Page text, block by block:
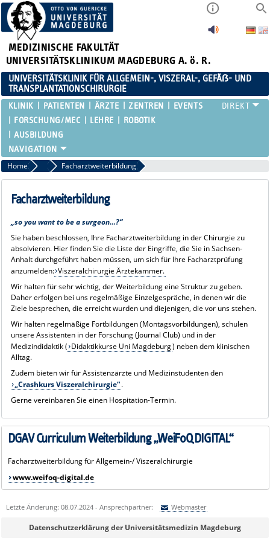
MEDIZINISCHE FAKULTÄT
UNIVERSITÄTSKLINIKUM MAGDEBURG A. ö. R.
UNIVERSITÄTSKLINIK FÜR ALLGEMEIN-, VISZERAL-, GEFÄẞ- UND
TRANSPLANTATIONSCHIRURGIE
KLINIK PATIENTEN ÄRZTE ZENTREN
EVENTS
FORSCHUNG/MEC
LEHRE
ROBOTIK
AUSBILDUNG
Home AusbildungFacharztweiterbildung
Facharztweiterbildung
„so you want to be a surgeon…?“
Sie haben beschlossen, Ihre Facharztweiterbildung in der Chirurgie zu
absolvieren. Hier finden Sie die Liste der Eingriffe, die Sie in Sachsen-
Anhalt durchgeführt haben müssen, um sich für Ihre Facharztprüfung
anzumelden: Viszeralchirurgie Ärztekammer.
Wir halten für sehr wichtig, der Weiterbildung eine Struktur zu geben.
Daher erfolgen bei uns regelmäßige Einzelgespräche, in denen wir die
Ziele besprechen, die erreicht wurden und diejenigen, die vor uns stehen.
Wir halten regelmäßige Fortbildungen (Montagsvorbildungen), schulen
unsere Assistenten in der Forschung (Journal Club) und in der
Medizindidaktik ( Didaktikkurse Uni Magdeburg) neben dem klinischen
Alltag.
Zudem bieten wir für Assistenzärzte und Medizinstudenten den
„Crashkurs Viszeralchirurgie“.
Gerne vereinbaren Sie einen Hospitation-Termin.
DGAV Curriculum Weiterbildung „WeiFoQ DIGITAL“
Facharztweiterbildung für Allgemein-/ Viszeralchirurgie
www.weifoq-digital.de
Letzte Änderung: 08.07.2024 - Ansprechpartner: Webmaster
Sie können eine Nachricht versenden an:Webmaster
Datenschutzerklärung der Universitätsmedizin Magdeburg